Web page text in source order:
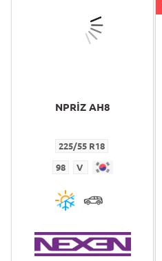
NPRİZ AH8
225/55 R18
98 V